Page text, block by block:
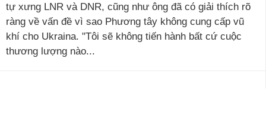
tự xưng LNR và DNR, cũng như ông đã có giải thích rõ
ràng về vấn đề vì sao Phương tây không cung cấp vũ
khí cho Ukraina. "Tôi sẽ không tiến hành bất cứ cuộc
thương lượng nào...